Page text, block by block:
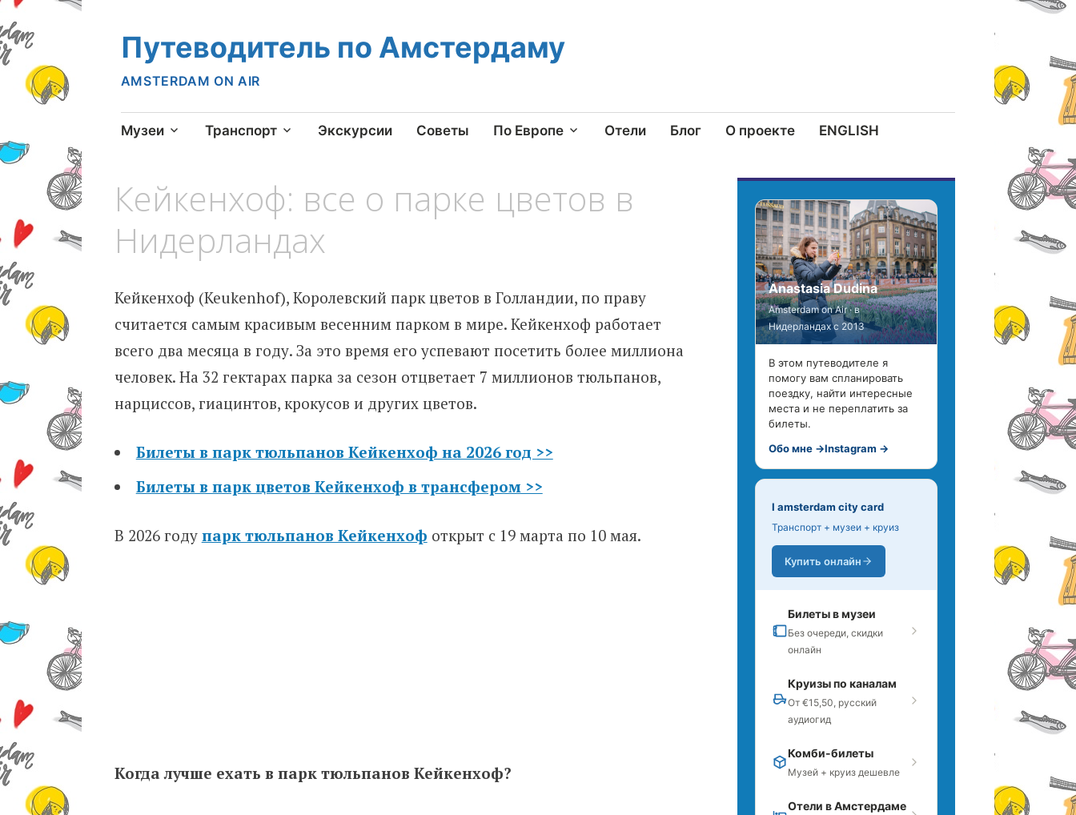
Путеводитель по Амстердаму
AMSTERDAM ON AIR
Skip
Музеи Транспорт Экскурсии Советы По Европе Отели Блог О проекте ENGLISH
Кейкенхоф: все о парке цветов в
Нидерландах
Кейкенхоф (Keukenhof), Королевский парк цветов в Голландии, по праву
считается самым красивым весенним парком в мире. Кейкенхоф работает
всего два месяца в году. За это время его успевают посетить более миллиона
человек. На 32 гектарах парка за сезон отцветает 7 миллионов тюльпанов,
нарциссов, гиацинтов, крокусов и других цветов.
Билеты в парк тюльпанов Кейкенхоф на 2026 год >>
Билеты в парк цветов Кейкенхоф в трансфером >>
В 2026 году парк тюльпанов Кейкенхоф открыт с 19 марта по 10 мая.
Когда лучше ехать в парк тюльпанов Кейкенхоф?
Anastasia Dudina
Amsterdam on Air · в
Нидерландах с 2013
В этом путеводителе я
помогу вам спланировать
поездку, найти интересные
места и не переплатить за
билеты.
Обо мне →Instagram →
I amsterdam city card
Транспорт + музеи + круиз
Купить онлайн
Билеты в музеи
Без очереди, скидки
онлайн
Круизы по каналам
От €15,50, русский
аудиогид
Комби-билеты
Музей + круиз дешевле
Отели в Амстердаме